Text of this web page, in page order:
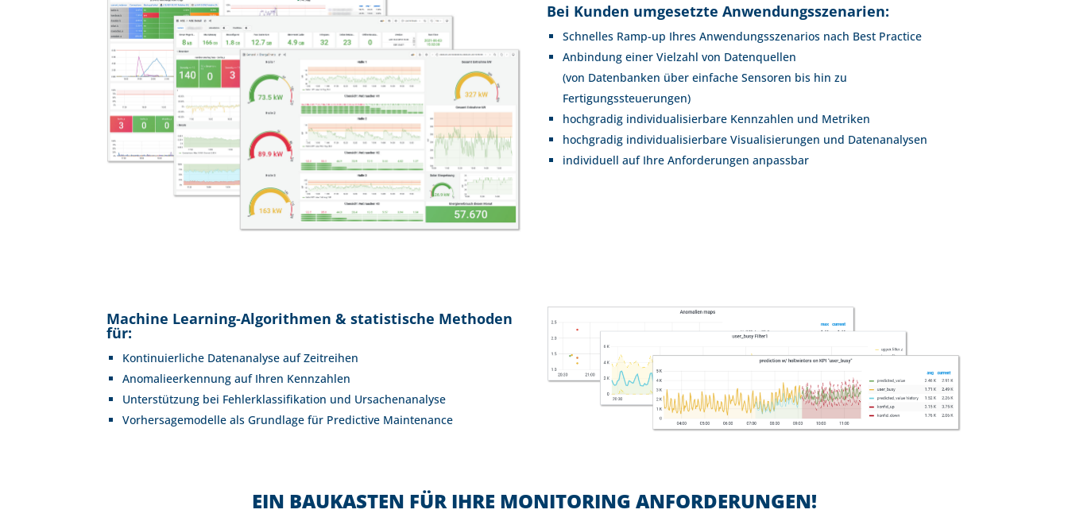
Machine Learning-Algorithmen & statistische Methoden
für:
Kontinuierliche Datenanalyse auf Zeitreihen
Anomalieerkennung auf Ihren Kennzahlen
Unterstützung bei Fehlerklassifikation und Ursachenanalyse
Vorhersagemodelle als Grundlage für Predictive Maintenance
Bei Kunden umgesetzte Anwendungsszenarien:
Schnelles Ramp-up Ihres Anwendungsszenarios nach Best Practice
Anbindung einer Vielzahl von Datenquellen
(von Datenbanken über einfache Sensoren bis hin zu
Fertigungssteuerungen)
hochgradig individualisierbare Kennzahlen und Metriken
hochgradig individualisierbare Visualisierungen und Datenanalysen
individuell auf Ihre Anforderungen anpassbar
EIN BAUKASTEN FÜR IHRE MONITORING ANFORDERUNGEN!